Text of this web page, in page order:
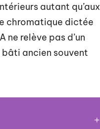
autant qu’aux
chromatique dictée
relève pas d’un
ancien souvent